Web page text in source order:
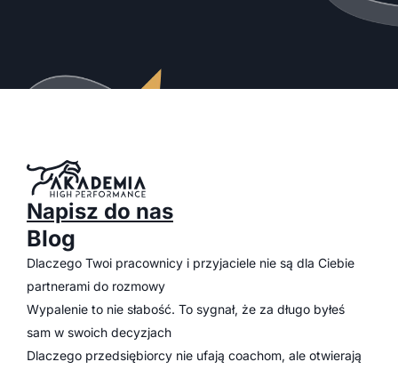
Napisz do nas
Blog
Dlaczego Twoi pracownicy i przyjaciele nie są dla Ciebie
partnerami do rozmowy
Wypalenie to nie słabość. To sygnał, że za długo byłeś
sam w swoich decyzjach
Dlaczego przedsiębiorcy nie ufają coachom, ale otwierają